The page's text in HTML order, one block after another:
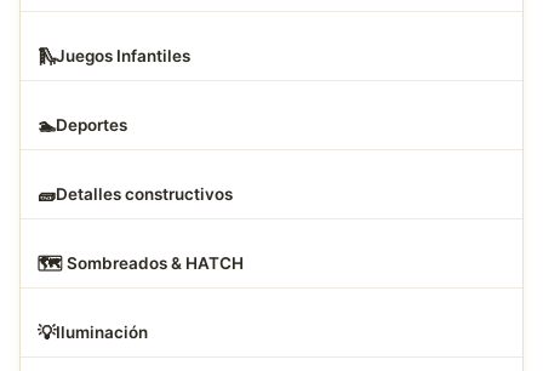
🛝Juegos Infantiles
🏊Deportes
🧱Detalles constructivos
🗺️ Sombreados & HATCH
💡Iluminación